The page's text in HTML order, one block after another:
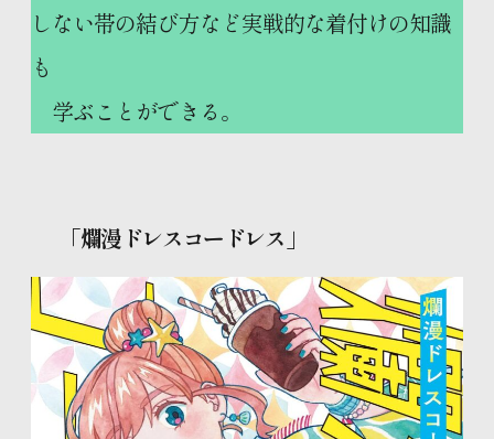
しない帯の結び方など実戦的な着付けの知識
も
学ぶことができる。
「爛漫ドレスコードレス」